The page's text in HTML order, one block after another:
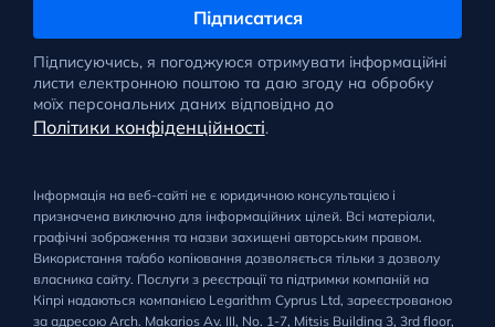
Підписатися
Підписуючись, я погоджуюся отримувати інформаційні
листи електронною поштою та даю згоду на обробку
моїх персональних даних відповідно до
Політики конфіденційності.
Інформація на веб-сайті не є юридичною консультацією і
призначена виключно для інформаційних цілей. Всі матеріали,
графічні зображення та назви захищені авторським правом.
Використання та/або копіювання дозволяється тільки з дозволу
власника сайту. Послуги з реєстрації та підтримки компаній на
Кіпрі надаються компанією Legarithm Cyprus Ltd, зареєстрованою
за адресою Arch. Makarios Av. III, No. 1-7, Mitsis Building 3, 3rd floor,